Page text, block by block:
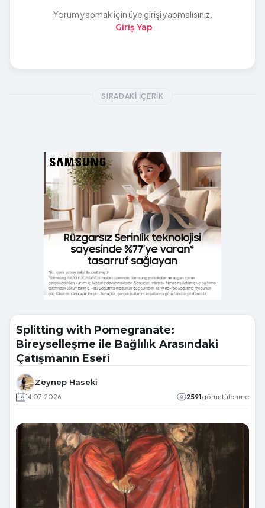
Yorum yapmak için üye girişi yapmalısınız.
Giriş Yap
SIRADAKI İÇERIK
Splitting with Pomegranate:
Bireyselleşme ile Bağlılık Arasındaki
Çatışmanın Eseri
Zeynep Haseki
14.07.2026 2591görüntülenme